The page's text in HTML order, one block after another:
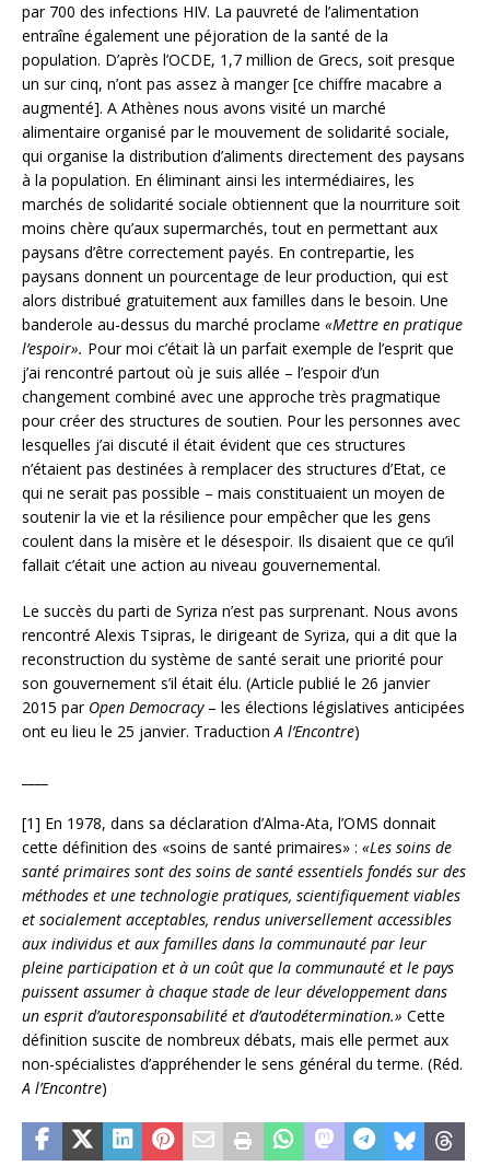
par 700 des infections HIV. La pauvreté de l’alimentation
entraîne également une péjoration de la santé de la
population. D’après l’OCDE, 1,7 million de Grecs, soit presque
un sur cinq, n’ont pas assez à manger [ce chiffre macabre a
augmenté]. A Athènes nous avons visité un marché
alimentaire organisé par le mouvement de solidarité sociale,
qui organise la distribution d’aliments directement des paysans
à la population. En éliminant ainsi les intermédiaires, les
marchés de solidarité sociale obtiennent que la nourriture soit
moins chère qu’aux supermarchés, tout en permettant aux
paysans d’être correctement payés. En contrepartie, les
paysans donnent un pourcentage de leur production, qui est
alors distribué gratuitement aux familles dans le besoin. Une
banderole au-dessus du marché proclame «Mettre en pratique
l’espoir». Pour moi c’était là un parfait exemple de l’esprit que
j’ai rencontré partout où je suis allée – l’espoir d’un
changement combiné avec une approche très pragmatique
pour créer des structures de soutien. Pour les personnes avec
lesquelles j’ai discuté il était évident que ces structures
n’étaient pas destinées à remplacer des structures d’Etat, ce
qui ne serait pas possible – mais constituaient un moyen de
soutenir la vie et la résilience pour empêcher que les gens
coulent dans la misère et le désespoir. Ils disaient que ce qu’il
fallait c’était une action au niveau gouvernemental.
Le succès du parti de Syriza n’est pas surprenant. Nous avons
rencontré Alexis Tsipras, le dirigeant de Syriza, qui a dit que la
reconstruction du système de santé serait une priorité pour
son gouvernement s’il était élu. (Article publié le 26 janvier
2015 par Open Democracy– les élections législatives anticipées
ont eu lieu le 25 janvier. TraductionA l’Encontre)
[1] En 1978, dans sa déclaration d’Alma-Ata, l’OMS donnait
cette définition des «soins de santé primaires» : «Les soins de
santé primaires sont des soins de santé essentiels fondés sur des
méthodes et une technologie pratiques, scientifiquement viables
et socialement acceptables, rendus universellement accessibles
aux individus et aux familles dans la communauté par leur
pleine participation et à un coût que la communauté et le pays
puissent assumer à chaque stade de leur développement dans
un esprit d’autoresponsabilité et d’autodétermination.» Cette
définition suscite de nombreux débats, mais elle permet aux
non-spécialistes d’appréhender le sens général du terme. (Réd.
A l’Encontre)